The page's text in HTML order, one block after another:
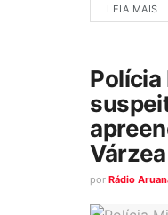
LEIA MAIS
por Rádio